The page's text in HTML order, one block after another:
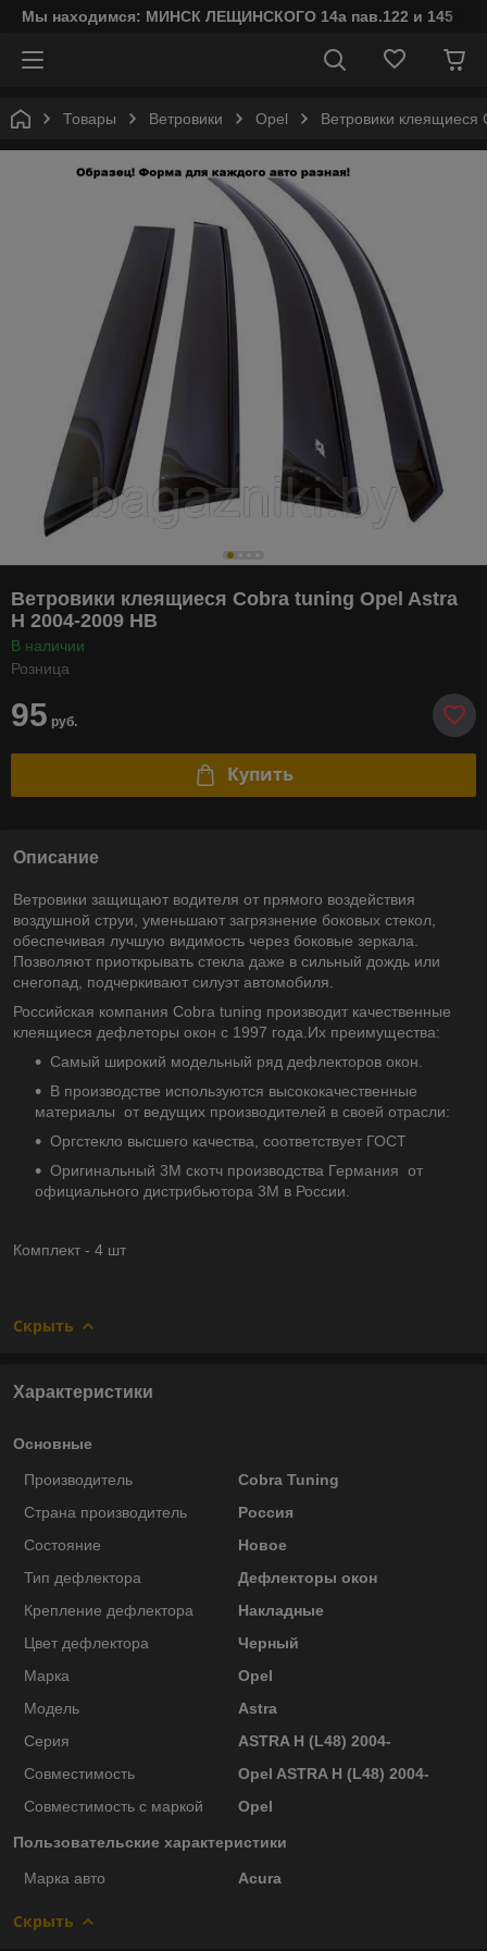
Мы находимся: МИНСК ЛЕЩИНСКОГО 14а пав.122 и 145
Товары Ветровики Opel Ветровики клеящиеся
Ветровики клеящиеся Cobra tuning Opel Astra
H 2004-2009 HB
В наличии
Розница
95 руб.
Купить
Описание
Ветровики защищают водителя от прямого воздействия
воздушной струи, уменьшают загрязнение боковых стекол,
обеспечивая лучшую видимость через боковые зеркала.
Позволяют приоткрывать стекла даже в сильный дождь или
снегопад, подчеркивают силуэт автомобиля.
Российская компания Cobra tuning производит качественные
клеящиеся дефлеторы окон с 1997 года.Их преимущества:
Самый широкий модельный ряд дефлекторов окон.
В производстве используются высококачественные
материалы от ведущих производителей в своей отрасли:
Оргстекло высшего качества, соответствует ГОСТ
Оригинальный 3М скотч производства Германия от
официального дистрибьютора 3М в России.
Комплект - 4 шт
Скрыть
Характеристики
Основные
Производитель
Cobra Tuning
Страна производитель
Россия
Состояние
Новое
Тип дефлектора
Дефлекторы окон
Крепление дефлектора
Накладные
Цвет дефлектора
Черный
Марка
Opel
Модель
Astra
Серия
ASTRA H (L48) 2004-
Совместимость
Opel ASTRA H (L48) 2004-
Совместимость с маркой
Opel
Пользовательские характеристики
Марка авто Acura
Скрыть